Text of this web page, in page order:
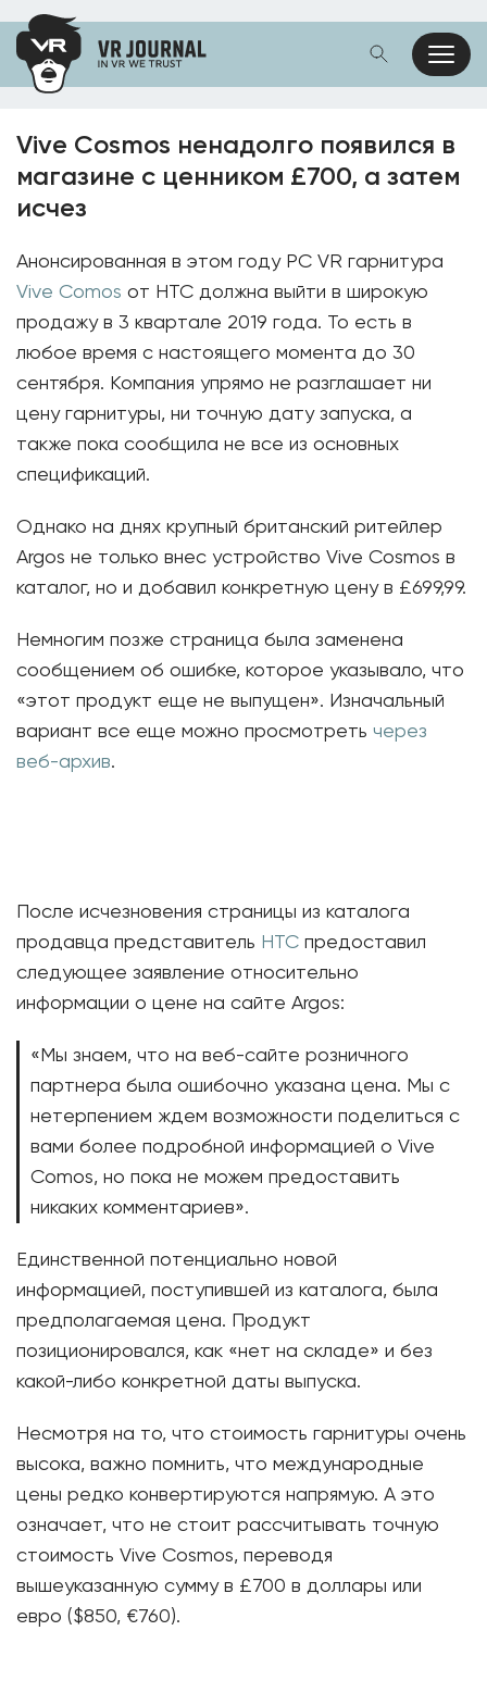
Vive Cosmos ненадолго появился в
магазине с ценником £700, а затем
исчез
Анонсированная в этом году PC VR гарнитура
Vive Comos от HTC должна выйти в широкую
продажу в 3 квартале 2019 года. То есть в
любое время с настоящего момента до 30
сентября. Компания упрямо не разглашает ни
цену гарнитуры, ни точную дату запуска, а
также пока сообщила не все из основных
спецификаций.
Однако на днях крупный британский ритейлер
Argos не только внес устройство Vive Cosmos в
каталог, но и добавил конкретную цену в £699,99.
Немногим позже страница была заменена
сообщением об ошибке, которое указывало, что
«этот продукт еще не выпущен». Изначальный
вариант все еще можно просмотреть через
веб-архив.
После исчезновения страницы из каталога
продавца представитель HTC предоставил
следующее заявление относительно
информации о цене на сайте Argos:
«Мы знаем, что на веб-сайте розничного
партнера была ошибочно указана цена. Мы с
нетерпением ждем возможности поделиться с
вами более подробной информацией о Vive
Comos, но пока не можем предоставить
никаких комментариев».
Единственной потенциально новой
информацией, поступившей из каталога, была
предполагаемая цена. Продукт
позиционировался, как «нет на складе» и без
какой-либо конкретной даты выпуска.
Несмотря на то, что стоимость гарнитуры очень
высока, важно помнить, что международные
цены редко конвертируются напрямую. А это
означает, что не стоит рассчитывать точную
стоимость Vive Cosmos, переводя
вышеуказанную сумму в £700 в доллары или
евро ($850, €760).